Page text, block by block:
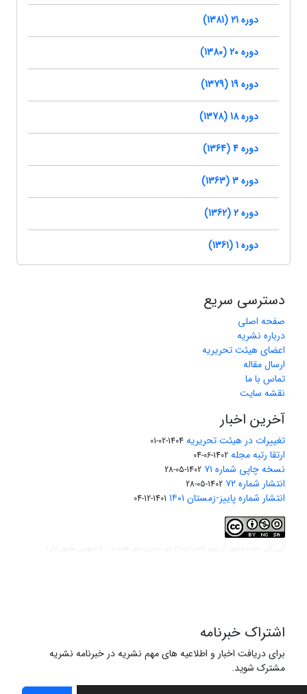
دوره 21 (1381)
دوره 20 (1380)
دوره 19 (1379)
دوره 18 (1378)
دوره 4 (1364)
دوره 3 (1363)
دوره 2 (1362)
دوره 1 (1361)
دسترسی سریع
صفحه اصلی
درباره نشریه
اعضای هیئت تحریریه
ارسال مقاله
تماس با ما
نقشه سایت
آخرین اخبار
تغییرات در هیئت تحریریه 1404-02-01
ارتقا رتبه مجله 1402-06-04
نسخه چاپی شماره ۷۱ 1402-05-28
انتشار شماره ۷۲ 1402-05-28
انتشار شماره پاییز-زمستان ۱۴۰۱ 1401-12-04
اشتراک خبرنامه
برای دریافت اخبار و اطلاعیه های مهم نشریه در خبرنامه نشریه
مشترک شوید.